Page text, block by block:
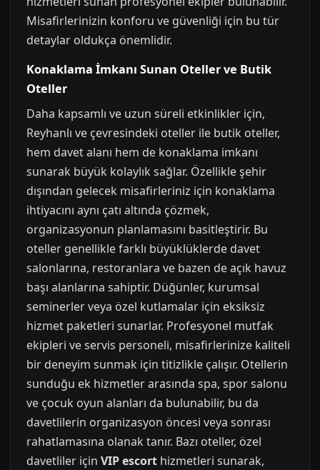
Misafirlerinizin konforu ve güvenliği için bu tür
detaylar oldukça önemlidir.
Konaklama İmkanı Sunan Oteller ve Butik
Oteller
Daha kapsamlı ve uzun süreli etkinlikler için,
Reyhanlı ve çevresindeki oteller ile butik oteller,
hem davet alanı hem de konaklama imkanı
sunarak büyük kolaylık sağlar. Özellikle şehir
dışından gelecek misafirleriniz için konaklama
ihtiyacını aynı çatı altında çözmek,
organizasyonun planlamasını basitleştirir. Bu
oteller genellikle farklı büyüklüklerde davet
salonlarına, restoranlara ve bazen de açık havuz
başı alanlarına sahiptir. Düğünler, kurumsal
seminerler veya özel kutlamalar için eksiksiz
hizmet paketleri sunarlar. Profesyonel mutfak
ekipleri ve servis personeli, misafirlerinize kaliteli
bir deneyim sunmak için titizlikle çalışır. Otellerin
sunduğu ek hizmetler arasında spa, spor salonu
ve çocuk oyun alanları da bulunabilir, bu da
davetlilerin organizasyon öncesi veya sonrası
rahatlamasına olanak tanır. Bazı oteller, özel
davetliler için VIP escort hizmetleri sunarak,